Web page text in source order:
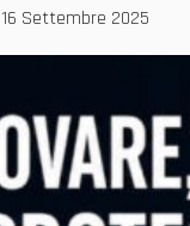
16 Settembre 2025